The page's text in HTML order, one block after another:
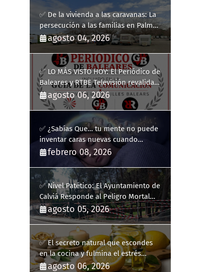
✅ De la vivienda a las caravanas: La
persecución a las familias en Palma
y la complicidad de un fracaso
heredado
agosto 04, 2026
✅ LO MÁS VISTO HOY: El Periódico de
Baleares y RTBE Televisión revalidan
más de cinco años en la Guía de la
Comunicación del Govern de les Illes
agosto 06, 2026
✅ ¿Sabías Que… tu mente no puede
inventar caras nuevas cuando
sueñas?
febrero 08, 2026
✅ Nivel Patético: El Ayuntamiento de
Calviá Responde al Peligro Mortal
con "Plastiquitos"
agosto 05, 2026
✅ El secreto natural que escondes
en la cocina y fulmina el estrés
diario
agosto 06, 2026